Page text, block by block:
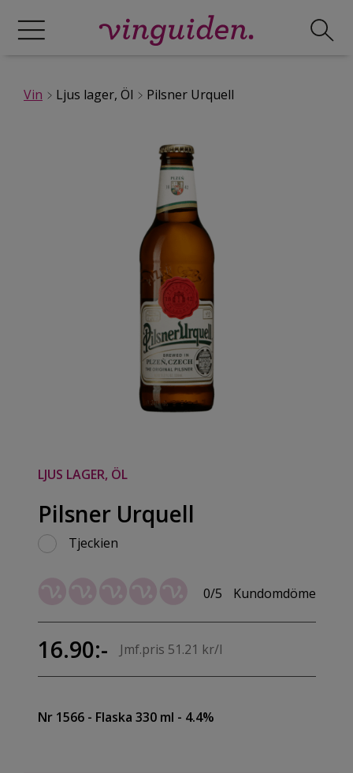
Vin Ljus lager, Öl Pilsner Urquell
LJUS LAGER, ÖL
Pilsner Urquell
Tjeckien
0/5 Kundomdöme
16.90:- Jmf.pris 51.21 kr/l
Nr 1566 - Flaska 330 ml - 4.4%